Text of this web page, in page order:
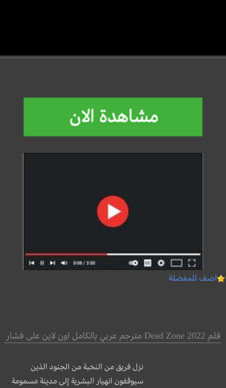
اضف للمفضلة
فلم Dead Zone 2022 مترجم عربي بالكامل اون لاين على فشار
نزل فريق من النخبة من الجنود الذين
سيوقفون انهيار البشرية إلى مدينة مسمومة